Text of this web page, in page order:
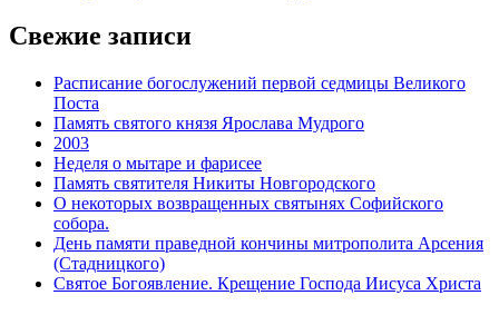
Свежие записи
Расписание богослужений первой седмицы Великого
Поста
Память святого князя Ярослава Мудрого
2003
Неделя о мытаре и фарисее
Память святителя Никиты Новгородского
О некоторых возвращенных святынях Софийского
собора.
День памяти праведной кончины митрополита Арсения
(Стадницкого)
Святое Богоявление. Крещение Господа Иисуса Христа